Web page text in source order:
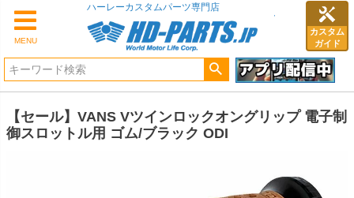
MENU
カスタム
ガイド
ハーレーカスタムパーツ専門店
【セール】VANS Vツインロックオングリップ 電子制
御スロットル用 ゴム/ブラック ODI